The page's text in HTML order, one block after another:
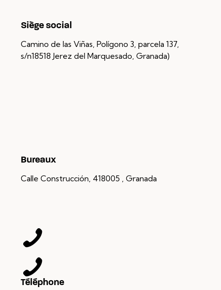
Siège social
Camino de las Viñas, Polígono 3, parcela 137,
s/n18518 Jerez del Marquesado, Granada)
Bureaux
Calle Construcción, 418005 , Granada
Téléphone